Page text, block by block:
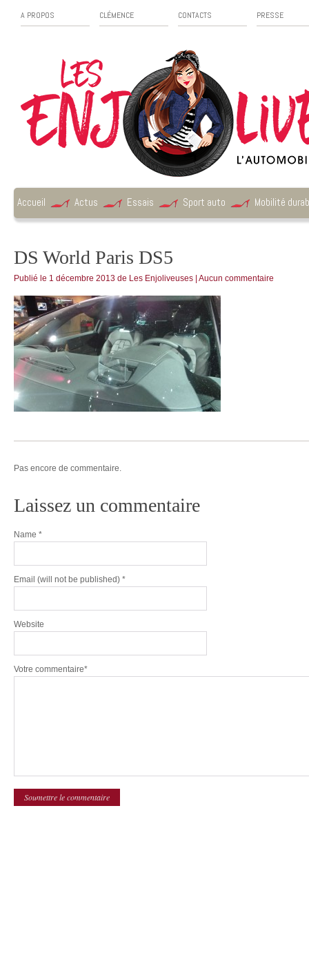
A PROPOS CLÉMENCE CONTACTS PRESSE
Accueil Actus Essais Sport auto Mobilité
DS World Paris DS5
Publié le 1 décembre 2013 de Les Enjoliveuses Aucun commentaire
Pas encore de commentaire.
Laissez un commentaire
Name *
Email (will not be published) *
Website
Votre commentaire*